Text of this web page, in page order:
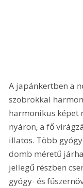
A japánkertben a
szobrokkal
harmonikus képet
nyáron, a fő
illatos. Több
domb méretű
jellegű részben
gyógy- és